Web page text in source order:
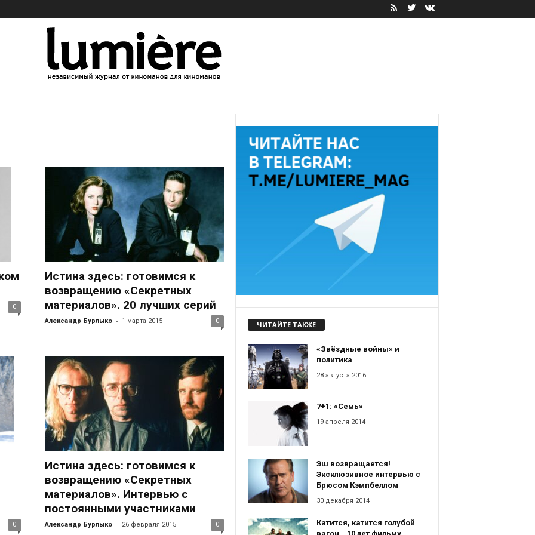
0
Истина здесь: готовимся к
возвращению «Секретных
материалов». 20 лучших серий
Александр Бурлыко - 1 марта 2015 0
0
Истина здесь: готовимся к
возвращению «Секретных
материалов». Интервью с
постоянными участниками
Александр Бурлыко - 26 февраля 2015 0
ЧИТАЙТЕ ТАКЖЕ
«Звёздные войны» и
политика
28 августа 2016
7+1: «Семь»
19 апреля 2014
Эш возвращается!
Эксклюзивное интервью с
Брюсом Кэмпбеллом
30 декабря 2014
Катится, катится голубой